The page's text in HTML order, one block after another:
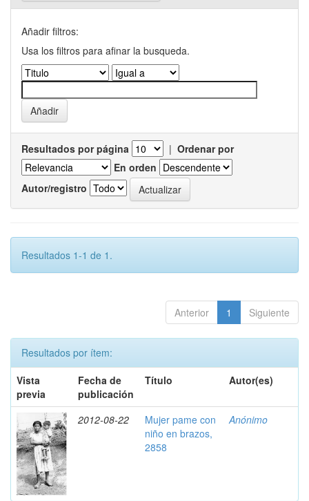
Añadir filtros:
Usa los filtros para afinar la busqueda.
Resultados por página | Ordenar por
En orden
Autor/registro
Resultados 1-1 de 1.
Anterior 1 Siguiente
Resultados por ítem:
Vista
previa
Fecha de
publicación
Título Autor(es)
2012-08-22
Mujer pame con
niño en brazos,
2858
Anónimo